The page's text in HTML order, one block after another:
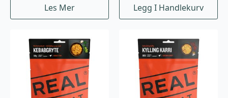
Les Mer Legg I Handlekurv